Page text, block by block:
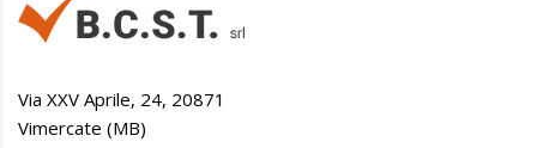
Via XXV Aprile, 24, 20871
Vimercate (MB)